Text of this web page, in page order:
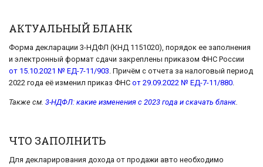
АКТУАЛЬНЫЙ БЛАНК
Форма декларации 3-НДФЛ (КНД 1151020), порядок ее заполнения
и электронный формат сдачи закреплены приказом ФНС России
от 15.10.2021 № ЕД-7-11/903 . Причём с отчета за налоговый период
2022 года её изменил приказ ФНС от 29.09.2022 № ЕД-7-11/880
Также см. 3-НДФЛ: какие изменения с 2023 года и скачать бланк
ЧТО ЗАПОЛНИТЬ
Для декларирования дохода от продажи авто необходимо